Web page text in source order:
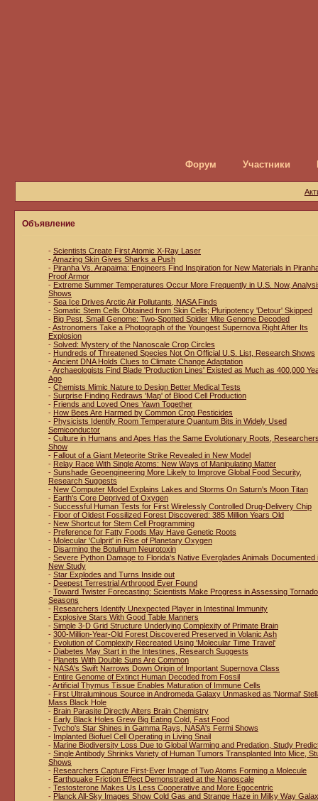
Форум Участники
Объявление
- Scientists Create First Atomic X-Ray Laser
-Amazing Skin Gives Sharks a Push
- Piranha Vs. Arapaima: Engineers Find Inspiration for New Materials in
Proof Armor
- Extreme Summer Temperatures Occur More Frequently in U.S. Now,
Shows
- Sea Ice Drives Arctic Air Pollutants, NASA Finds
- Somatic Stem Cells Obtained from Skin Cells; Pluripotency 'Detour' Skipped
- Big Pest, Small Genome: Two-Spotted Spider Mite Genome Decoded
-Astronomers Take a Photograph of the Youngest Supernova Right After Its
Explosion
- Solved: Mystery of the Nanoscale Crop Circles
- Hundreds of Threatened Species Not On Official U.S. List, Research Shows
-Ancient DNA Holds Clues to Climate Change Adaptation
-Archaeologists Find Blade 'Production Lines' Existed as Much as 400,000
Ago
- Chemists Mimic Nature to Design Better Medical Tests
- Surprise Finding Redraws 'Map' of Blood Cell Production
- Friends and Loved Ones Yawn Together
- How Bees Are Harmed by Common Crop Pesticides
- Physicists Identify Room Temperature Quantum Bits in Widely Used
Semiconductor
- Culture in Humans and Apes Has the Same Evolutionary Roots,
Show
- Fallout of a Giant Meteorite Strike Revealed in New Model
- Relay Race With Single Atoms: New Ways of Manipulating Matter
- Sunshade Geoengineering More Likely to Improve Global Food Security,
Research Suggests
- New Computer Model Explains Lakes and Storms On Saturn's Moon Titan
- Earth's Core Deprived of Oxygen
- Successful Human Tests for First Wirelessly Controlled Drug-Delivery Chip
- Floor of Oldest Fossilized Forest Discovered: 385 Million Years Old
- New Shortcut for Stem Cell Programming
- Preference for Fatty Foods May Have Genetic Roots
- Molecular 'Culprit' in Rise of Planetary Oxygen
- Disarming the Botulinum Neurotoxin
- Severe Python Damage to Florida's Native Everglades Animals Documented
New Study
- Star Explodes and Turns Inside out
- Deepest Terrestrial Arthropod Ever Found
- Toward Twister Forecasting: Scientists Make Progress in Assessing Tornado
Seasons
- Researchers Identify Unexpected Player in Intestinal Immunity
- Explosive Stars With Good Table Manners
- Simple 3-D Grid Structure Underlying Complexity of Primate Brain
- 300-Million-Year-Old Forest Discovered Preserved in Volanic Ash
- Evolution of Complexity Recreated Using 'Molecular Time Travel'
- Diabetes May Start in the Intestines, Research Suggests
- Planets With Double Suns Are Common
- NASA's Swift Narrows Down Origin of Important Supernova Class
- Entire Genome of Extinct Human Decoded from Fossil
-Artificial Thymus Tissue Enables Maturation of Immune Cells
- First Ultraluminous Source in Andromeda Galaxy Unmasked as 'Normal'
Mass Black Hole
- Brain Parasite Directly Alters Brain Chemistry
- Early Black Holes Grew Big Eating Cold, Fast Food
- Tycho's Star Shines in Gamma Rays, NASA's Fermi Shows
- Implanted Biofuel Cell Operating in Living Snail
- Marine Biodiversity Loss Due to Global Warming and Predation, Study
- Single Antibody Shrinks Variety of Human Tumors Transplanted Into Mice,
Shows
- Researchers Capture First-Ever Image of Two Atoms Forming a Molecule
- Earthquake Friction Effect Demonstrated at the Nanoscale
- Testosterone Makes Us Less Cooperative and More Egocentric
- Planck All-Sky Images Show Cold Gas and Strange Haze in Milky Way